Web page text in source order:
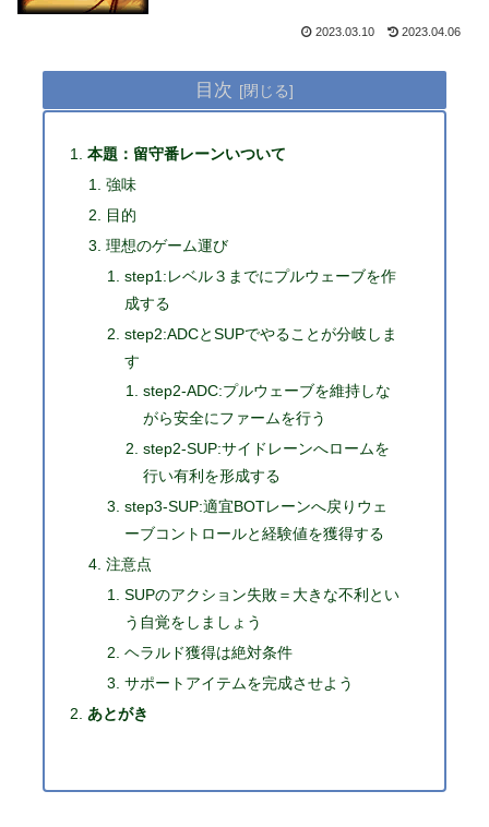
2023.03.10 2023.04.06
目次
本題：留守番レーンいついて
強味
目的
理想のゲーム運び
step1:レベル３までにプルウェーブを作
成する
step2:ADCとSUPでやることが分岐しま
す
step2-ADC:プルウェーブを維持しな
がら安全にファームを行う
step2-SUP:サイドレーンへロームを
行い有利を形成する
step3-SUP:適宜BOTレーンへ戻りウェ
ーブコントロールと経験値を獲得する
注意点
SUPのアクション失敗＝大きな不利とい
う自覚をしましょう
ヘラルド獲得は絶対条件
サポートアイテムを完成させよう
あとがき